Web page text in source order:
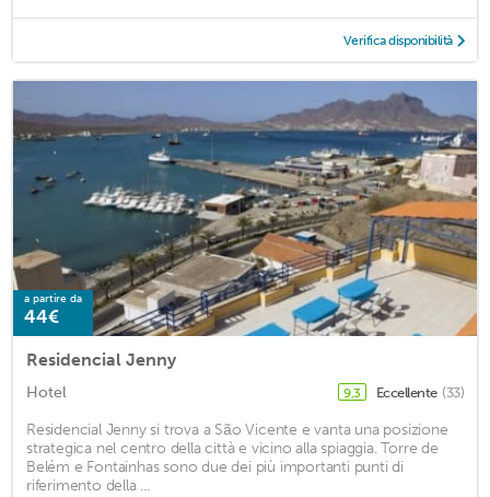
Verifica disponibilità
a partire da
44€
Residencial Jenny
Hotel 9,3 Eccellente (33)
Residencial Jenny si trova a São Vicente e vanta una posizione
strategica nel centro della città e vicino alla spiaggia. Torre de
Belém e Fontainhas sono due dei più importanti punti di
riferimento della ...